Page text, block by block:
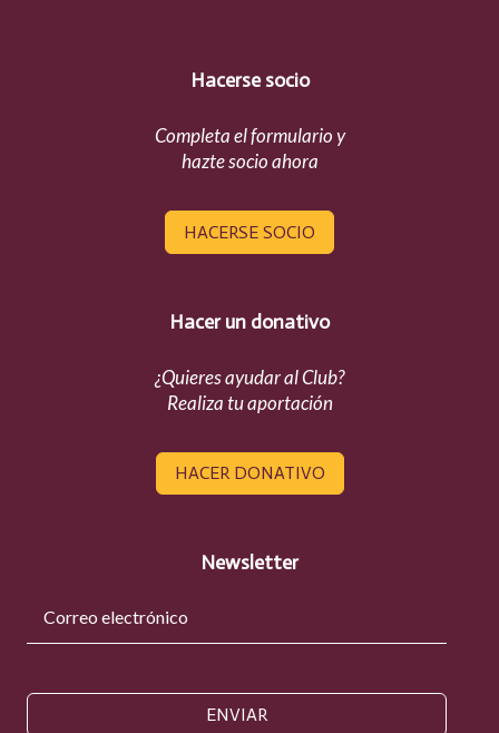
Hacerse socio
Completa el formulario y
hazte socio ahora
HACERSE SOCIO
Hacer un donativo
¿Quieres ayudar al Club?
Realiza tu aportación
HACER DONATIVO
Newsletter
ENVIAR